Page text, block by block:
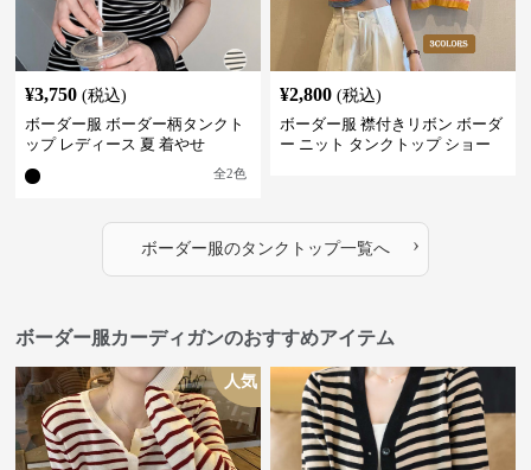
¥3,750 (税込)
ボーダー服 ボーダー柄タンクト
ップ レディース 夏 着やせ
全2色
¥2,800 (税込)
ボーダー服 襟付きリボン ボーダ
ー ニット タンクトップ ショー
ボーダー服のタンクトップ一覧へ ›
ボーダー服カーディガンのおすすめアイテム
人気